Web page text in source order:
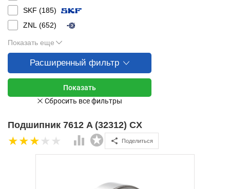
SKF (185)
ZNL (652)
Показать еще
Расширенный фильтр
Подшипник 7612 A (32312) CX
Поделиться